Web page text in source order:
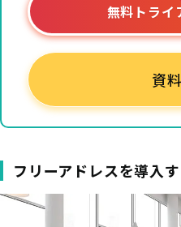
資
無料トライ
フリーアドレスを導入